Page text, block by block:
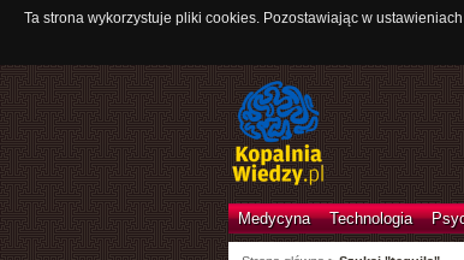
Ta strona wykorzystuje pliki cookies. Pozostawiając w
Medycyna Technologia